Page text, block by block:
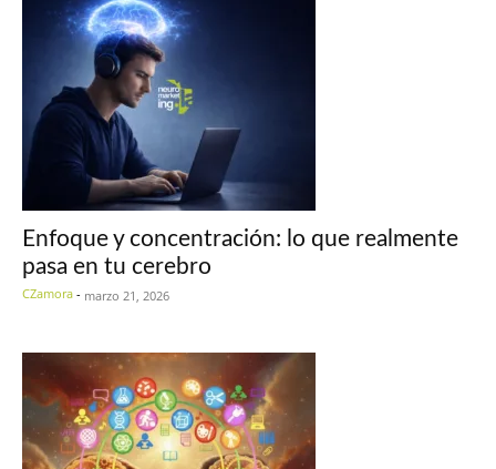
Enfoque y concentración: lo que realmente
pasa en tu cerebro
CZamora - marzo 21, 2026